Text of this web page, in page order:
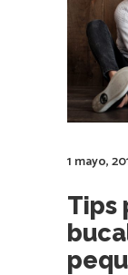
1 mayo,
Tips